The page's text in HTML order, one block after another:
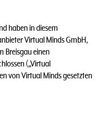
haben in diesem
Virtual Minds GmbH,
Breisgau einen
(„Virtual
von Virtual Minds gesetzten